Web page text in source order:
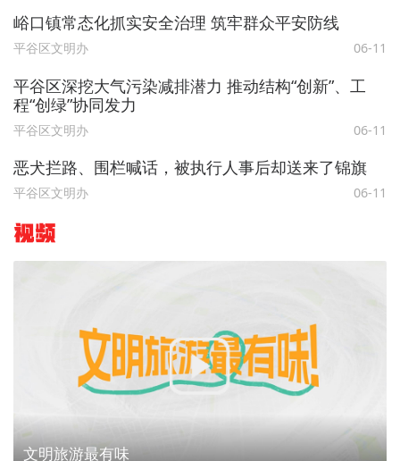
峪口镇常态化抓实安全治理 筑牢群众平安防线
平谷区文明办 06-11
平谷区深挖大气污染减排潜力 推动结构“创新”、工
程“创绿”协同发力
平谷区文明办 06-11
恶犬拦路、围栏喊话，被执行人事后却送来了锦旗
平谷区文明办 06-11
视频
文明旅游最有味